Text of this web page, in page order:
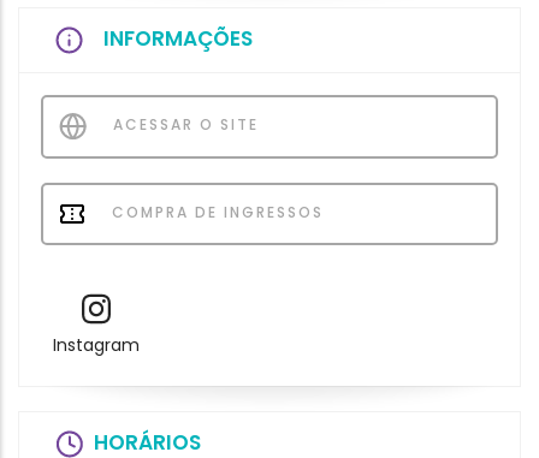
INFORMAÇÕES
ACESSAR O SITE
COMPRA DE INGRESSOS
Instagram
HORÁRIOS